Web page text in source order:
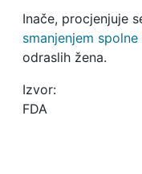
Inače, procjenjuje
smanjenjem spolne
odraslih žena.
Izvor:
FDA